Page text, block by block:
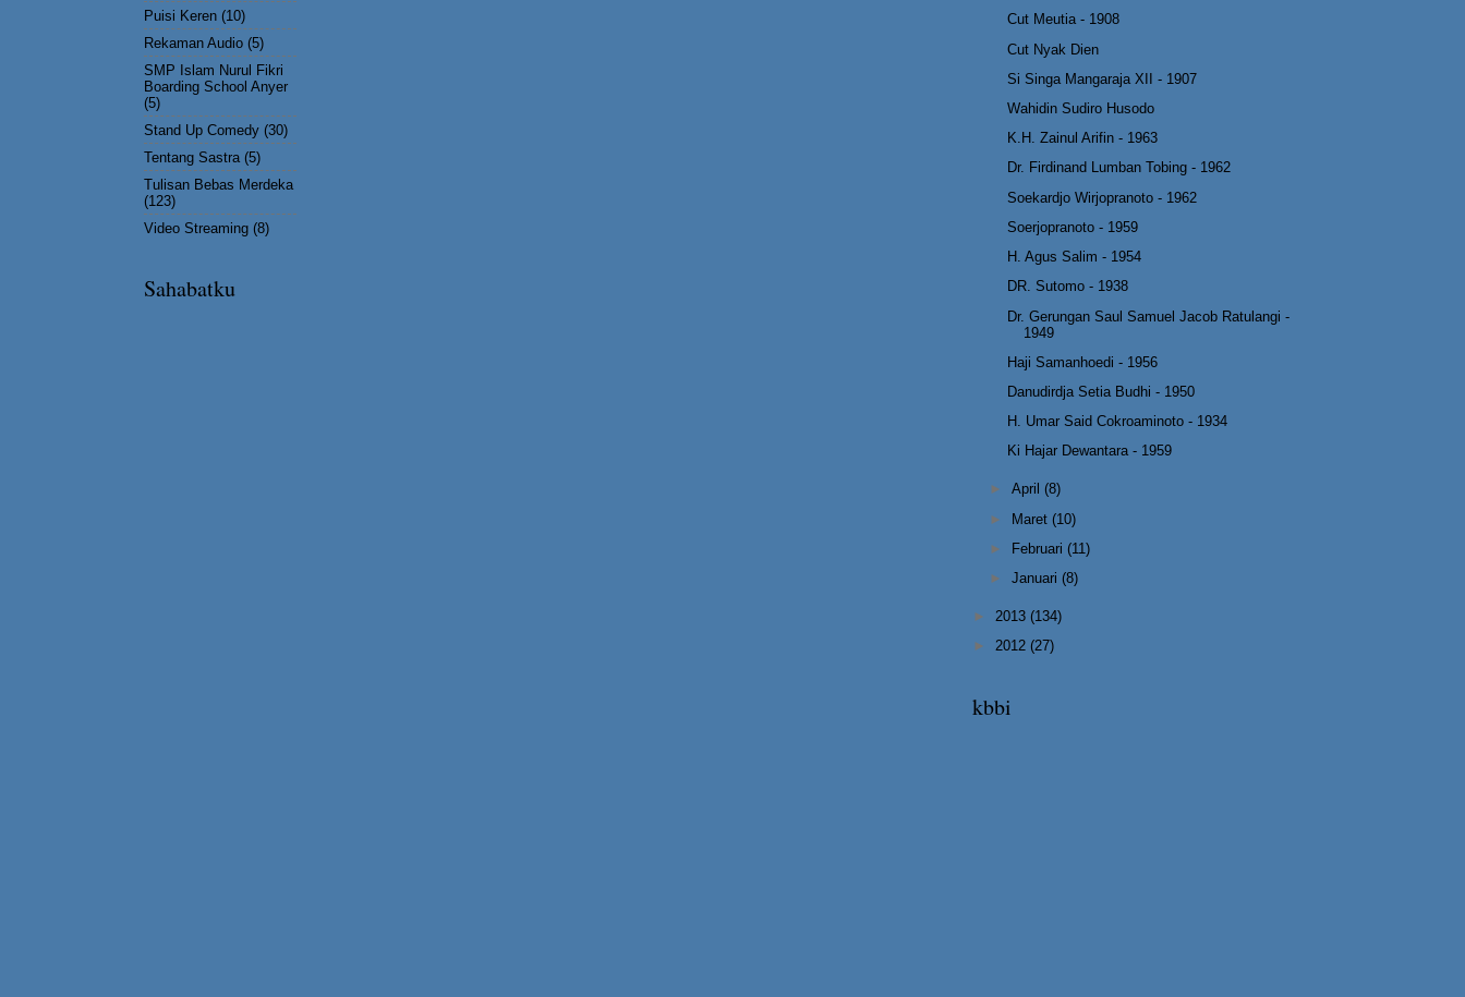
Puisi Keren (10)
Rekaman Audio (5)
SMP Islam Nurul Fikri
Boarding School Anyer
(5)
Stand Up Comedy (30)
Tentang Sastra (5)
Tulisan Bebas Merdeka
(123)
Video Streaming (8)
Sahabatku
Cut Meutia - 1908
Cut Nyak Dien
Si Singa Mangaraja XII - 1907
Wahidin Sudiro Husodo
K.H. Zainul Arifin - 1963
Dr. Firdinand Lumban Tobing - 1962
Soekardjo Wirjopranoto - 1962
Soerjopranoto - 1959
H. Agus Salim - 1954
DR. Sutomo - 1938
Dr. Gerungan Saul Samuel Jacob Ratulangi -
1949
Haji Samanhoedi - 1956
Danudirdja Setia Budhi - 1950
H. Umar Said Cokroaminoto - 1934
Ki Hajar Dewantara - 1959
►April(8)
► Maret(10)
►
Februari(11)
►Januari(8)
► 2013 (134)
► 2012 (27)
kbbi